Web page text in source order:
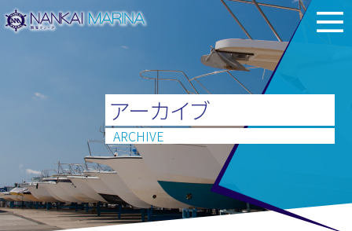
アーカイブ
ARCHIVE